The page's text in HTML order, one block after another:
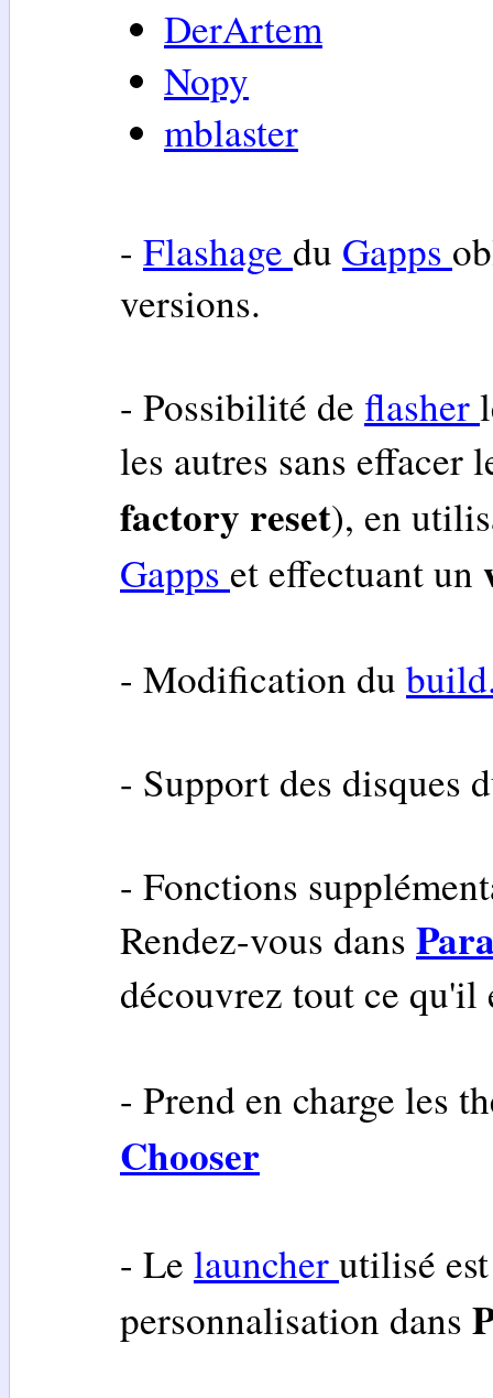
DerArtem
Nopy
mblaster
- Flashage du Gapps
versions.
- Possibilité de flasher
les autres sans effacer
factory reset), en
Gapps et effectuant un
- Modification du
- Support des disques
- Fonctions
Rendez-vous dans
découvrez tout ce qu'il
- Prend en charge les
Chooser
- Le launcherutilisé
personnalisation dans